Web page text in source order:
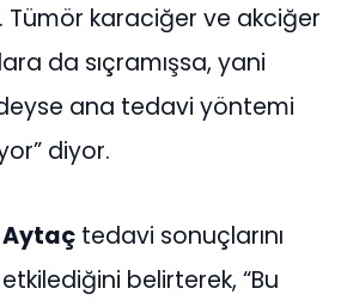
Tümör karaciğer ve akciğer
da sıçramışsa, yani
ana tedavi yöntemi
diyor.
Aytaç tedavi sonuçlarını
belirterek, “Bu